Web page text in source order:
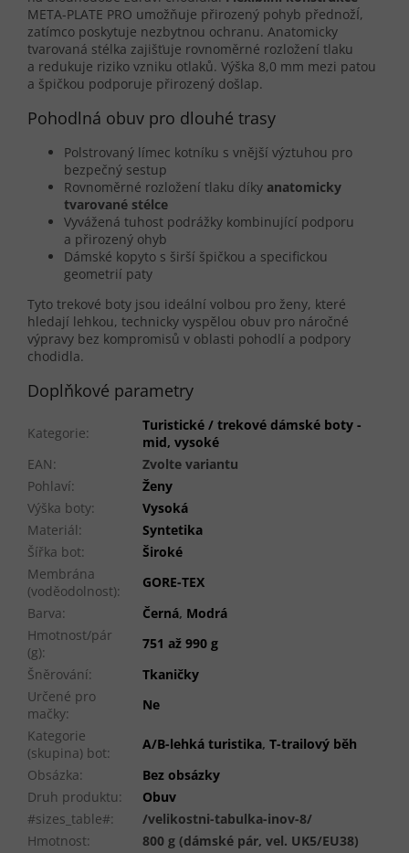
META-PLATE PRO umožňuje přirozený pohyb přednožÍ,
zatímco poskytuje nezbytnou ochranu. Anatomicky
tvarovaná stélka zajišťuje rovnoměrné rozložení tlaku
a redukuje riziko vzniku otlaků. Výška 8,0 mm mezi patou
a špičkou podporuje přirozený došlap.
Pohodlná obuv pro dlouhé trasy
Polstrovaný límec kotníku s vnější výztuhou pro
bezpečný sestup
Rovnoměrné rozložení tlaku díky anatomicky
tvarované stélce
Vyvážená tuhost podrážky kombinující podporu
a přirozený ohyb
Dámské kopyto s širší špičkou a specifickou
geometrií paty
Tyto trekové boty jsou ideální volbou pro ženy, které
hledají lehkou, technicky vyspělou obuv pro náročné
výpravy bez kompromisů v oblasti pohodlí a podpory
chodidla.
Doplňkové parametry
Kategorie:
Turistické / trekové dámské boty -
mid, vysoké
EAN:
Zvolte variantu
Pohlaví:
Ženy
Výška boty:
Vysoká
Materiál:
Syntetika
Šířka bot:
Široké
Membrána
(voděodolnost):
GORE-TEX
Barva: Černá, Modrá
Hmotnost/pár
(g):
751 až 990 g
Šněrování:
Tkaničky
Určené pro
mačky:
Ne
Kategorie
(skupina) bot:
A/B-lehká turistika, T-trailový běh
Obsázka:
Bez obsázky
Druh produktu:
Obuv
#sizes_table#:
/velikostni-tabulka-inov-8/
Hmotnost:
800 g (dámské pár, vel. UK5/EU38)